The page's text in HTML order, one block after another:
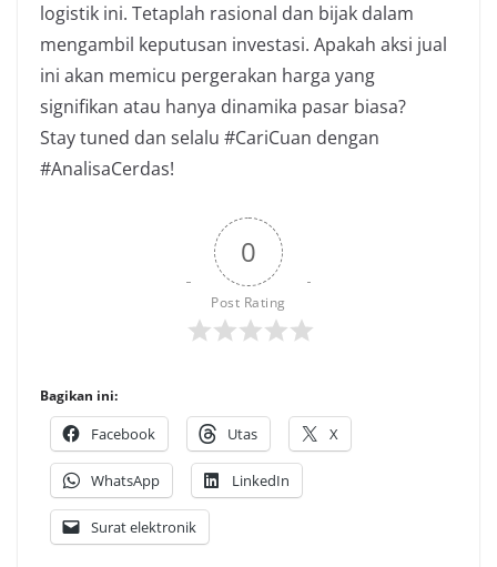
logistik ini. Tetaplah rasional dan bijak dalam
mengambil keputusan investasi. Apakah aksi jual
ini akan memicu pergerakan harga yang
signifikan atau hanya dinamika pasar biasa?
Stay tuned dan selalu #CariCuan dengan
#AnalisaCerdas!
0
Post Rating
Bagikan ini:
Facebook Utas X
WhatsApp LinkedIn
Surat elektronik